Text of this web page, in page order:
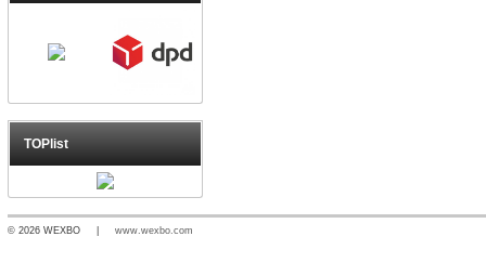
TOPlist
© 2026 WEXBO | www.wexbo.com